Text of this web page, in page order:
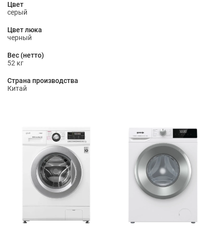
Цвет
серый
Цвет люка
черный
Вес (нетто)
52 кг
Страна производства
Китай